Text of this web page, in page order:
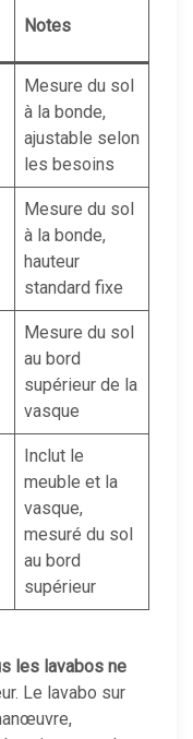
Notes
Mesure du sol
à la bonde,
ajustable selon
les besoins
Mesure du sol
à la bonde,
hauteur
standard fixe
Mesure du sol
au bord
supérieur de la
vasque
Inclut le
meuble et la
vasque,
mesuré du sol
au bord
supérieur
les lavabos ne
Le lavabo sur